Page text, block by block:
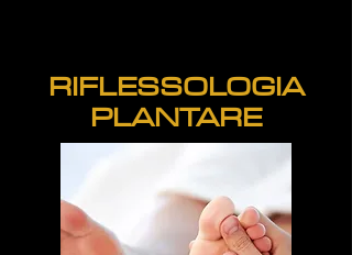
RIFLESSOLOGIA
PLANTARE